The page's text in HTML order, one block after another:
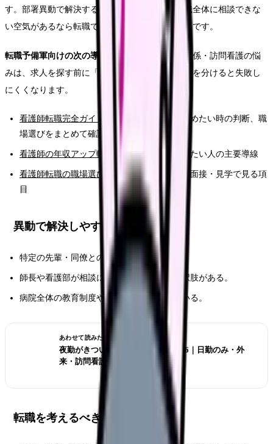
す。部署異動で解決する場合もありますが、組織全体に相談できな
い空気があるなら転職で環境を変える判断も必要です。
転職予備軍向けの次の導線：
給料・夜勤・人間関係・訪問看護の悩
みは、求人を探す前に「転職で解決する問題か」を分けると失敗し
にくくなります。
看護師転職完全ガイド
：転職サイト比較、辞めたい時の判断、職
場選びをまとめて確認
看護師の年収アップ転職ガイド：給与を上げたい人の主要導線
看護師転職の職場選び完全ガイド
：求人票・面接・見学で見る項
目
異動で解決しやすいケース
特定の先輩・同僚との相性が主因。
師長や看護部が相談に乗り、配置転換の選択肢がある。
病院全体の教育制度や労務管理は機能している。
あわせて読みたい
夜勤がきつい看護師の転職判断 2026｜日勤のみ・外
来・訪問看護の選び方
転職を考えるべきケース